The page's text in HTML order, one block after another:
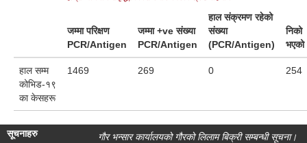
जम्मा परिक्षण
PCR/Antigen
जम्मा +ve संख्या
PCR/Antigen
हाल संक्रमण रहेको
संख्या
(PCR/Antigen)
निको
भएको
हाल सम्म
कोभिड-१९
का केसहरू
1469 269 0 254
सूचनाहरु गौर भन्सार कार्यालयको गौरको लिलाम बिक्री सम्बन्धी सूचना।